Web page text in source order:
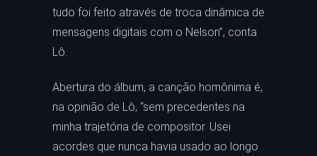
tudo foi feito através de troca dinâmica de
mensagens digitais com o Nelson”, conta
Lô.
Abertura do álbum, a canção homônima é,
na opinião de Lô, “sem precedentes na
minha trajetória de compositor. Usei
acordes que nunca havia usado ao longo